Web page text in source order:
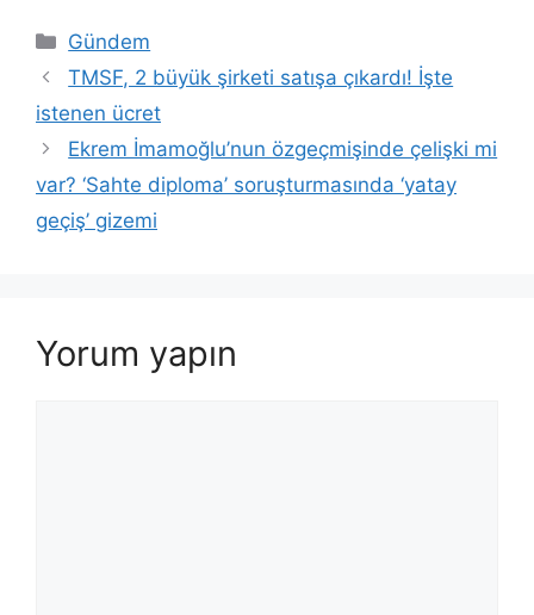
Kategoriler
Gündem
TMSF, 2 büyük şirketi satışa çıkardı! İşte
istenen ücret
Ekrem İmamoğlu’nun özgeçmişinde çelişki mi
var? ‘Sahte diploma’ soruşturmasında ‘yatay
geçiş’ gizemi
Yorum yapın